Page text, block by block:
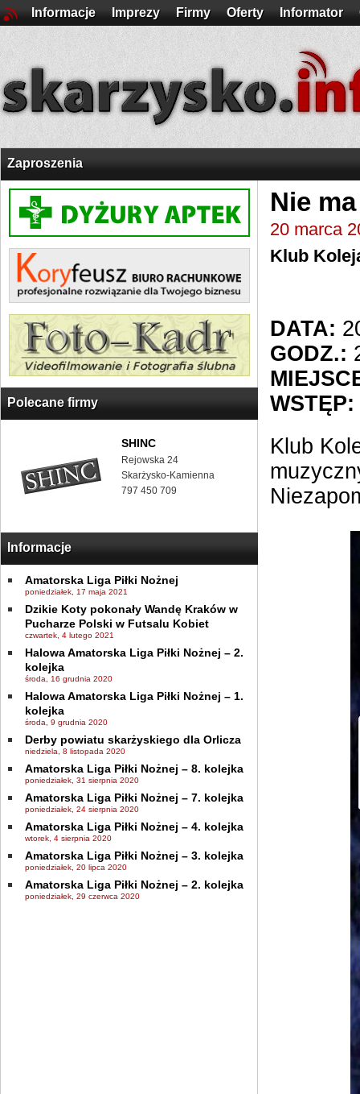
Informacje Imprezy Firmy Oferty Informator
Zaproszenia
Polecane firmy
SHINC
Rejowska 24
Skarżysko-Kamienna
797 450 709
Informacje
Amatorska Liga Piłki Nożnej
poniedziałek, 17 maja 2021
Dzikie Koty pokonały Wandę Kraków w
Pucharze Polski w Futsalu Kobiet
czwartek, 4 lutego 2021
Halowa Amatorska Liga Piłki Nożnej – 2.
kolejka
środa, 16 grudnia 2020
Halowa Amatorska Liga Piłki Nożnej – 1.
kolejka
środa, 9 grudnia 2020
Derby powiatu skarżyskiego dla Orlicza
niedziela, 8 listopada 2020
Amatorska Liga Piłki Nożnej – 8. kolejka
poniedziałek, 31 sierpnia 2020
Amatorska Liga Piłki Nożnej – 7. kolejka
poniedziałek, 24 sierpnia 2020
Amatorska Liga Piłki Nożnej – 4. kolejka
wtorek, 4 sierpnia 2020
Amatorska Liga Piłki Nożnej – 3. kolejka
poniedziałek, 20 lipca 2020
Amatorska Liga Piłki Nożnej – 2. kolejka
poniedziałek, 29 czerwca 2020
Nie
20 marca
Klub
DATA:
GODZ.:
WSTĘP:
Klub